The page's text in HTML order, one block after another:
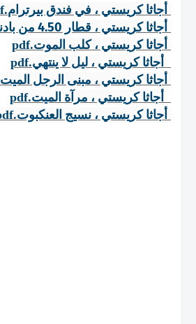
أجاثا كريستي ، في فندق بيرترام.pdf
أجاثا كريستي ، قطار 4.50 من بادنغتون
أجاثا كريستي ، كلب الموت.pdf
أجاثا كريستي ، ليل لا ينتهي.pdf
أجاثا كريستي ، مبنى الرجل الميت
أجاثا كريستي ، مرآة الميت.pdf
أجاثا كريستي ، نسيج العنكبوت.pdf